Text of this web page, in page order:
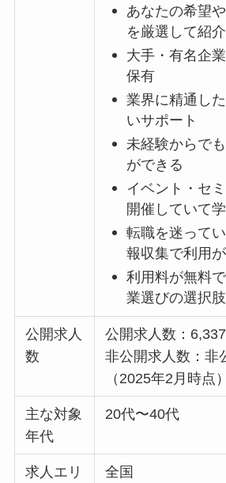
あなたの希望
を厳選して紹介
大手・有名企
保有
業界に精通し
いサポート
未経験からで
ができる
イベント・セ
開催していて
転職を迷って
報収集で利用
利用料が無料
業選びの選択
公開求人
数
公開求人数：
非公開求人数：非
（2025年2月時点）
主な対象
年代
20代〜40代
求人エリ
全国